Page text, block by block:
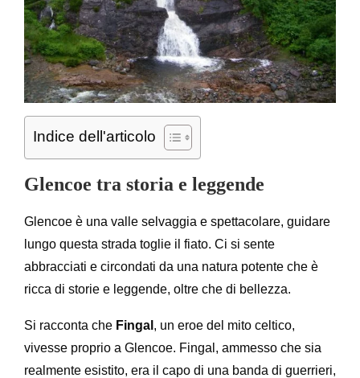
Indice dell'articolo
Glencoe tra storia e leggende
Glencoe è una valle selvaggia e spettacolare, guidare
lungo questa strada toglie il fiato. Ci si sente
abbracciati e circondati da una natura potente che è
ricca di storie e leggende, oltre che di bellezza.
Si racconta che Fingal , un eroe del mito celtico,
vivesse proprio a Glencoe. Fingal, ammesso che sia
realmente esistito, era il capo di una banda di guerrieri,